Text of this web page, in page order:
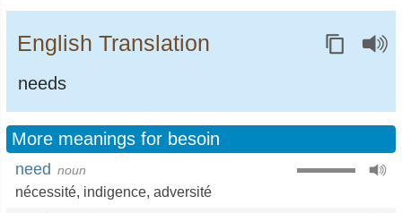
English Translation
needs
More meanings for besoin
need noun
nécessité, indigence, adversité